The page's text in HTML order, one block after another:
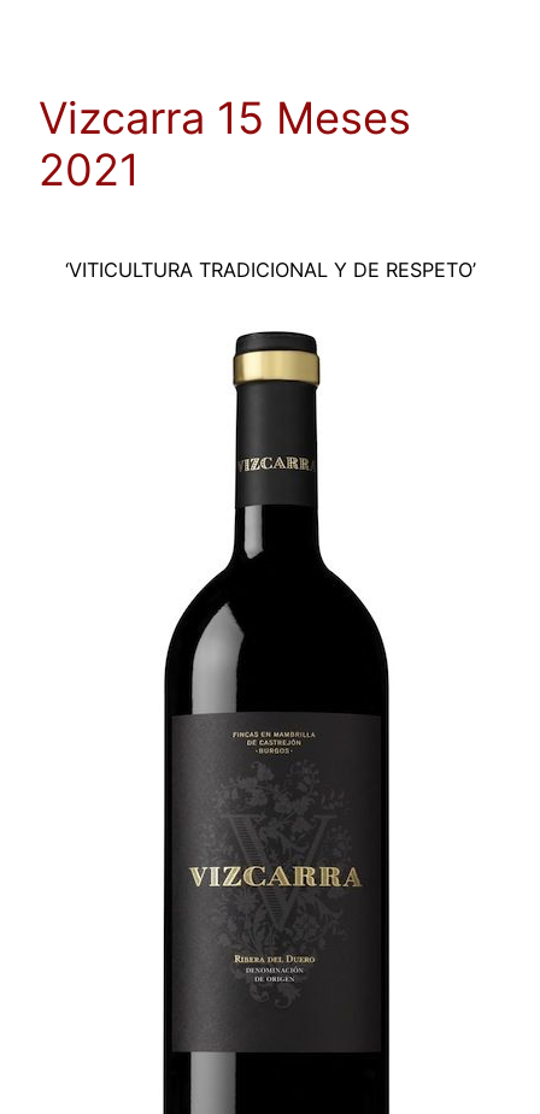
Vizcarra 15 Meses
2021
‘VITICULTURA TRADICIONAL Y DE RESPETO’